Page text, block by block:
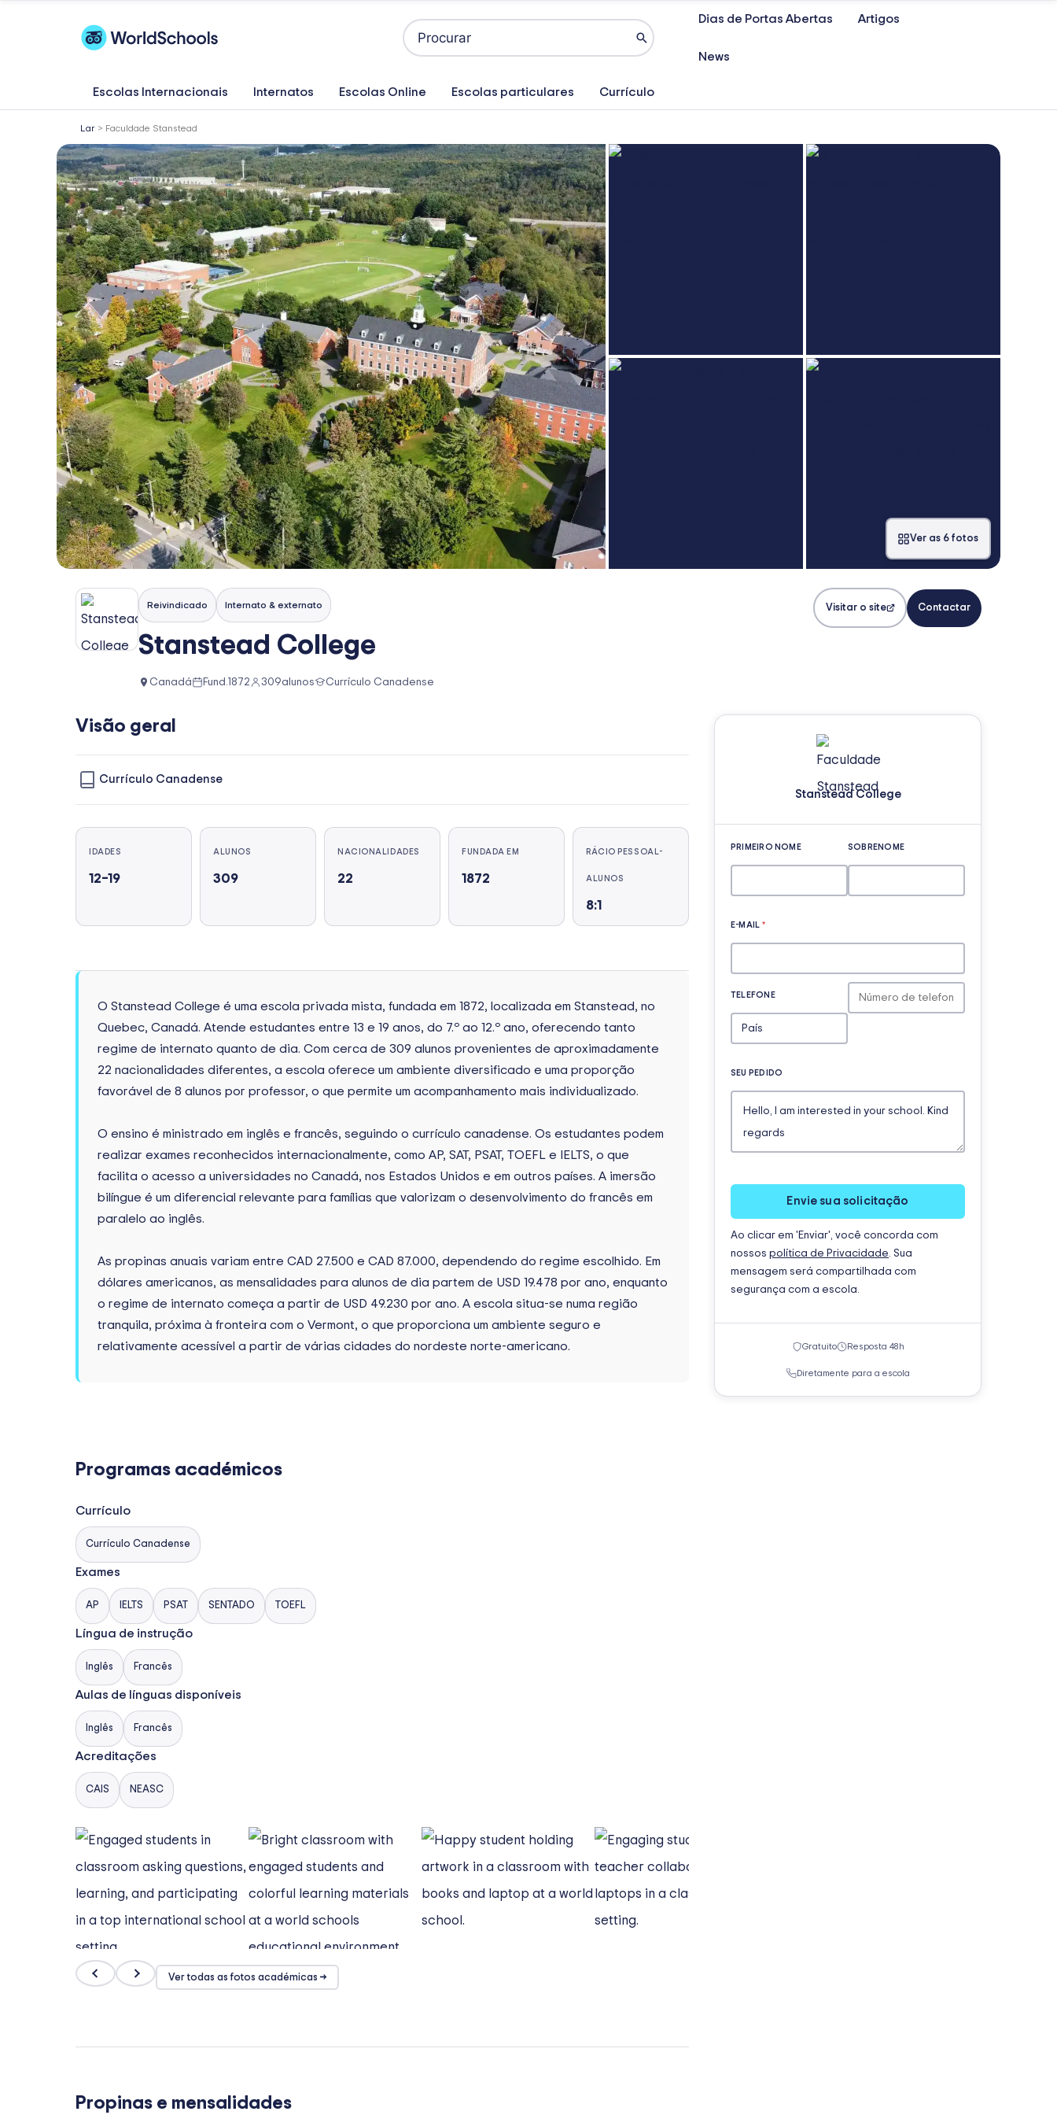
Search
for:
Dias de Portas Abertas Artigos
News
Escolas Internacionais Internatos Escolas Online Escolas particulares Currículo
Lar > Faculdade Stanstead
Ver as 6 fotos
Reivindicado Internato & externato
Stanstead College
Canadá Fund. 1872 309alunos Currículo Canadense
Visitar o site Contactar
Visão geral
Currículo Canadense
IDADES
12–19
ALUNOS
309
NACIONALIDADES
22
FUNDADA EM
1872
RÁCIO PESSOAL-
ALUNOS
8:1
O Stanstead College é uma escola privada mista, fundada em 1872, localizada em Stanstead, no
Quebec, Canadá. Atende estudantes entre 13 e 19 anos, do 7.º ao 12.º ano, oferecendo tanto
regime de internato quanto de dia. Com cerca de 309 alunos provenientes de aproximadamente
22 nacionalidades diferentes, a escola oferece um ambiente diversificado e uma proporção
favorável de 8 alunos por professor, o que permite um acompanhamento mais individualizado.
O ensino é ministrado em inglês e francês, seguindo o currículo canadense. Os estudantes podem
realizar exames reconhecidos internacionalmente, como AP, SAT, PSAT, TOEFL e IELTS, o que
facilita o acesso a universidades no Canadá, nos Estados Unidos e em outros países. A imersão
bilíngue é um diferencial relevante para famílias que valorizam o desenvolvimento do francês em
paralelo ao inglês.
As propinas anuais variam entre CAD 27.500 e CAD 87.000, dependendo do regime escolhido. Em
dólares americanos, as mensalidades para alunos de dia partem de USD 19.478 por ano, enquanto
o regime de internato começa a partir de USD 49.230 por ano. A escola situa-se numa região
tranquila, próxima à fronteira com o Vermont, o que proporciona um ambiente seguro e
relativamente acessível a partir de várias cidades do nordeste norte-americano.
Programas académicos
Currículo
Currículo Canadense
Exames
AP IELTS PSAT SENTADO TOEFL
Língua de instrução
Inglês Francês
Aulas de línguas disponíveis
Inglês Francês
Acreditações
CAIS NEASC
Ver todas as fotos académicas →
Propinas e mensalidades
Stanstead College
PRIMEIRO NOME SOBRENOME
E-MAIL *
TELEFONE
SEU PEDIDO
Envie sua solicitação
Ao clicar em 'Enviar', você concorda com
nossos política de Privacidade. Sua
mensagem será compartilhada com
segurança com a escola.
Gratuito Resposta 48h
Diretamente para a escola